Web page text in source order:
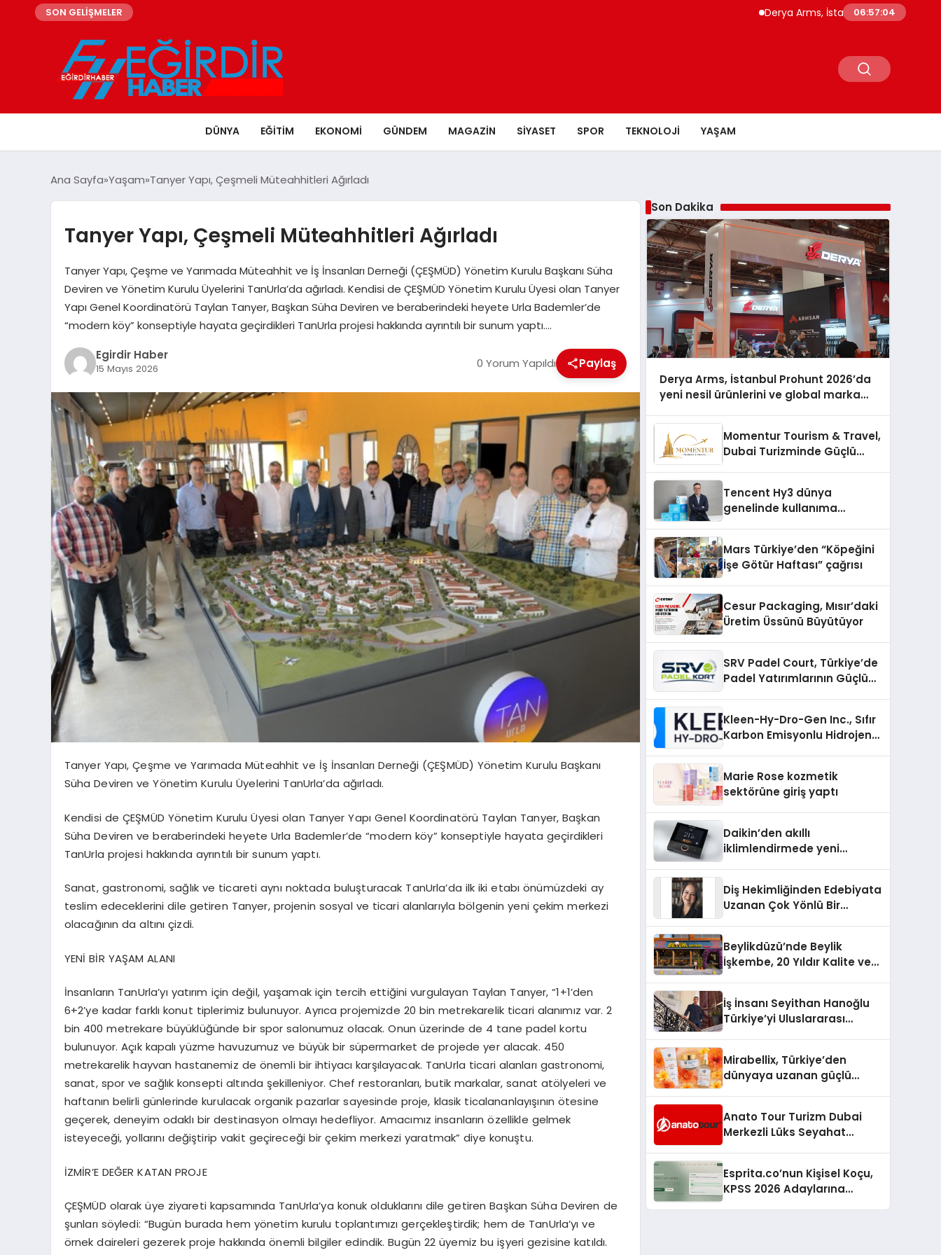
SON GELİŞMELER Derya Arms, İstanbul Prohunt 2026’da
06:57:05
DÜNYA EĞITIM EKONOMI GÜNDEM MAGAZIN SIYASET SPOR TEKNOLOJI YAŞAM
Ana Sayfa Yaşam Tanyer Yapı, Çeşmeli Müteahhitleri Ağırladı
Tanyer Yapı, Çeşmeli Müteahhitleri Ağırladı
Tanyer Yapı, Çeşme ve Yarımada Müteahhit ve İş İnsanları Derneği (ÇEŞMÜD) Yönetim Kurulu Başkanı Süha
Deviren ve Yönetim Kurulu Üyelerini TanUrla’da ağırladı. Kendisi de ÇEŞMÜD Yönetim Kurulu Üyesi olan Tanyer
Yapı Genel Koordinatörü Taylan Tanyer, Başkan Süha Deviren ve beraberindeki heyete Urla Bademler’de
“modern köy” konseptiyle hayata geçirdikleri TanUrla projesi hakkında ayrıntılı bir sunum yaptı….
Egirdir Haber
15 Mayıs 2026 0 Yorum Yapıldı Paylaş
TanyerYapı, Çeşme ve Yarımada Müteahhit ve İş İnsanları Derneği (ÇEŞMÜD) Yönetim Kurulu Başkanı
Süha Deviren ve Yönetim Kurulu Üyelerini TanUrla’da ağırladı.
Kendisi de ÇEŞMÜD Yönetim Kurulu Üyesi olan Tanyer Yapı Genel Koordinatörü Taylan Tanyer, Başkan
Süha Deviren ve beraberindeki heyete Urla Bademler’de “modern köy” konseptiyle hayata geçirdikleri
TanUrla projesi hakkında ayrıntılı bir sunum yaptı.
Sanat, gastronomi, sağlık ve ticareti aynı noktada buluşturacak TanUrla’da ilk iki etabı önümüzdeki ay
teslim edeceklerini dile getiren Tanyer, projenin sosyal ve ticari alanlarıyla bölgenin yeni çekim merkezi
olacağının da altını çizdi.
YENİ BİR YAŞAM ALANI
İnsanların TanUrla’yı yatırım için değil, yaşamak için tercih ettiğini vurgulayan Taylan Tanyer, “1+1’den
6+2’ye kadar farklı konut tiplerimiz bulunuyor. Ayrıca projemizde 20 bin metrekarelik ticari alanımız var. 2
bin 400 metrekare büyüklüğünde bir spor salonumuz olacak. Onun üzerinde de 4 tane padel kortu
bulunuyor. Açık kapalı yüzme havuzumuz ve büyük bir süpermarket de projede yer alacak. 450
metrekarelik hayvan hastanemiz de önemli bir ihtiyacı karşılayacak. TanUrla ticari alanları gastronomi,
sanat, spor ve sağlık konsepti altında şekilleniyor. Chef restoranları, butik markalar, sanat atölyeleri ve
haftanın belirli günlerinde kurulacak organik pazarlar sayesinde proje, klasik ticalananlayışının ötesine
geçerek, deneyim odaklı bir destinasyon olmayı hedefliyor. Amacımız insanların özellikle gelmek
isteyeceği, yollarını değiştirip vakit geçireceği bir çekim merkezi yaratmak” diye konuştu.
İZMİR’E DEĞER KATAN PROJE
ÇEŞMÜD olarak üye ziyareti kapsamında TanUrla’ya konuk olduklarını dile getiren Başkan Süha Deviren de
şunları söyledi: “Bugün burada hem yönetim kurulu toplantımızıgerçekleştirdik; hem de TanUrla’yı ve
örnek daireleri gezerek proje hakkında önemli bilgiler edindik. Bugün 22 üyemiz bu işyeri gezisine katıldı.
Son Dakika
Derya Arms, İstanbul Prohunt 2026’da
yeni nesil ürünlerini ve global marka
Momentur Tourism & Travel,
Dubai Turizminde Güçlü
Tencent Hy3 dünya
genelinde kullanıma
Mars Türkiye’den “Köpeğini
İşe Götür Haftası” çağrısı
Cesur Packaging, Mısır’daki
Üretim Üssünü Büyütüyor
SRV Padel Court, Türkiye’de
Padel Yatırımlarının Güçlü
Kleen-Hy-Dro-Gen Inc., Sıfır
Karbon Emisyonlu Hidrojen
Aldı
Marie Rose kozmetik
sektörüne giriş yaptı
Daikin’den akıllı
iklimlendirmede yeni
Diş Hekimliğinden Edebiyata
Uzanan Çok Yönlü Bir
Beylikdüzü’nde Beylik
İşkembe, 20 Yıldır Kalite ve
İş İnsanı Seyithan Hanoğlu
Türkiye’yi Uluslararası
Mirabellix, Türkiye’den
dünyaya uzanan güçlü
Anato Tour Turizm Dubai
Merkezli Lüks Seyahat
Esprita.co’nun Kişisel Koçu,
KPSS 2026 Adaylarına